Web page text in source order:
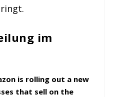
im
is rolling out a new
that sell on the